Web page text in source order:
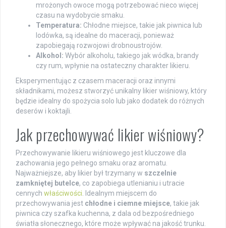
mrożonych owoce mogą potrzebować nieco więcej
czasu na wydobycie smaku.
Temperatura: Chłodne miejsce, takie jak piwnica lub
lodówka, są idealne do maceracji, ponieważ
zapobiegają rozwojowi drobnoustrojów.
Alkohol: Wybór alkoholu, takiego jak wódka, brandy
czy rum, wpłynie na ostateczny charakter likieru.
Eksperymentując z czasem maceracji oraz innymi
składnikami, możesz stworzyć unikalny likier wiśniowy, który
będzie idealny do spożycia solo lub jako dodatek do różnych
deserów i koktajli.
Jak przechowywać likier wiśniowy?
Przechowywanie likieru wiśniowego jest kluczowe dla
zachowania jego pełnego smaku oraz aromatu.
Najważniejsze, aby likier był trzymany w szczelnie
zamkniętej butelce, co zapobiega utlenianiu i utracie
cennych właściwości . Idealnym miejscem do
przechowywania jest chłodne i ciemne miejsce, takie jak
piwnica czy szafka kuchenna, z dala od bezpośredniego
światła słonecznego, które może wpływać na jakość trunku.